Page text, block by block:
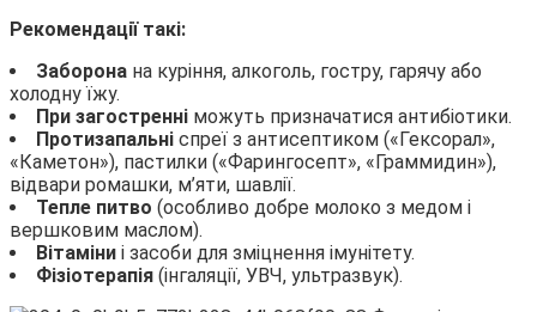
Рекомендації такі:
Заборона на куріння, алкоголь, гостру, гарячу або
холодну їжу.
При загостренні можуть призначатися антибіотики.
Протизапальні спреї з антисептиком («Гексорал»,
«Каметон»), пастилки («Фарингосепт», «Граммидин»),
відвари ромашки, м’яти, шавлії.
Тепле питво (особливо добре молоко з медом і
вершковим маслом).
Вітаміни і засоби для зміцнення імунітету.
Фізіотерапія (інгаляції, УВЧ, ультразвук).